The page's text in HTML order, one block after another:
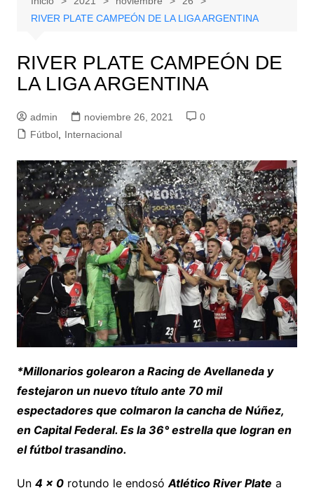
RIVER PLATE CAMPEÓN DE LA LIGA ARGENTINA
RIVER PLATE CAMPEÓN DE
LA LIGA ARGENTINA
admin noviembre 26, 2021
0
Fútbol, Internacional
*Millonarios golearon a Racing de Avellaneda y
festejaron un nuevo título ante 70 mil
espectadores que colmaron la cancha de Núñez,
en Capital Federal. Es la 36° estrella que logran en
el fútbol trasandino.
Un 4 x 0rotundo le endosóAtlético River Plate a